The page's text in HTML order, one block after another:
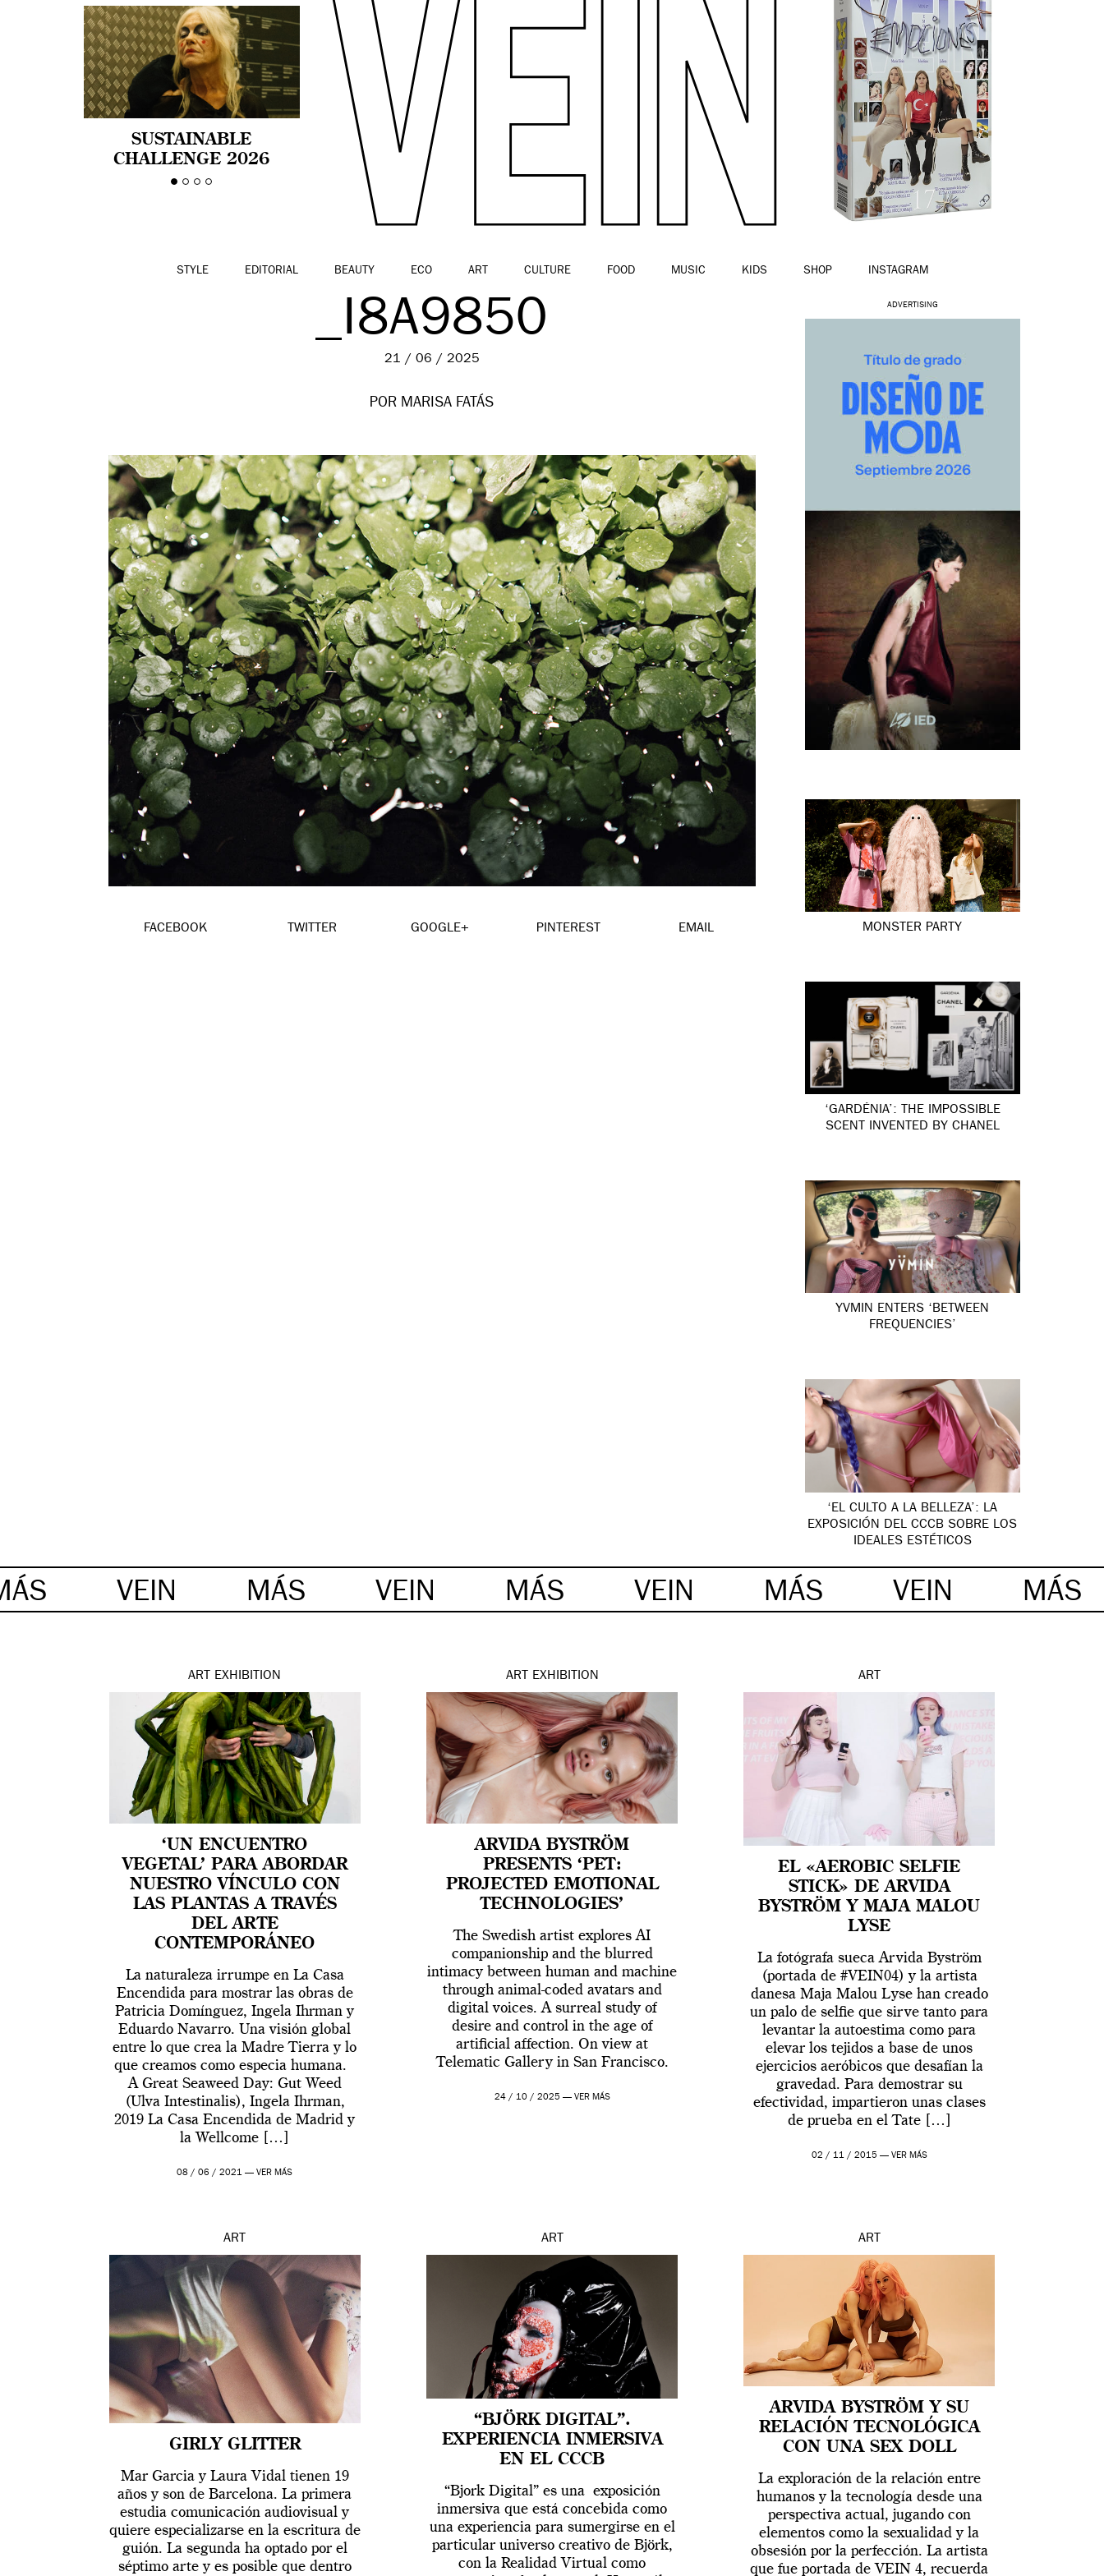
SUSTAINABLE
CHALLENGE 2026
CELEBRA LA
STYLE EDITORIAL BEAUTY ECO ART CULTURE FOOD MUSIC KIDS SHOP INSTAGRAM
_I8A9850
21 / 06 / 2025
POR MARISA FATÁS
FACEBOOK TWITTER GOOGLE+ PINTEREST EMAIL
ADVERTISING
MONSTER PARTY
‘GARDÉNIA’: THE IMPOSSIBLE
SCENT INVENTED BY CHANEL
YVMIN ENTERS ‘BETWEEN
FREQUENCIES’
‘EL CULTO A LA BELLEZA’: LA
EXPOSICIÓN DEL CCCB SOBRE LOS
IDEALES ESTÉTICOS
VEIN MÁS VEIN MÁS VEIN MÁS VEIN MÁS
ART EXHIBITION
‘UN ENCUENTRO
VEGETAL’ PARA ABORDAR
NUESTRO VÍNCULO CON
LAS PLANTAS A TRAVÉS
DEL ARTE
CONTEMPORÁNEO
La naturaleza irrumpe en La Casa
Encendida para mostrar las obras de
Patricia Domínguez, Ingela Ihrman y
Eduardo Navarro. Una visión global
entre lo que crea la Madre Tierra y lo
que creamos como especia humana.
A Great Seaweed Day: Gut Weed
(Ulva Intestinalis), Ingela Ihrman,
2019 La Casa Encendida de Madrid y
la Wellcome […]
08 / 06 / 2021 —VER MÁS
ART EXHIBITION
ARVIDA BYSTRÖM
PRESENTS ‘PET:
PROJECTED EMOTIONAL
TECHNOLOGIES’
The Swedish artist explores AI
companionship and the blurred
intimacy between human and machine
through animal-coded avatars and
digital voices. A surreal study of
desire and control in the age of
artificial affection. On view at
Telematic Gallery in San Francisco.
24 / 10 / 2025 — VER MÁS
ART
EL «AEROBIC SELFIE
STICK» DE ARVIDA
BYSTRÖM Y MAJA MALOU
LYSE
La fotógrafa sueca Arvida Byström
(portada de #VEIN04) y la artista
danesa Maja Malou Lyse han creado
un palo de selfie que sirve tanto para
levantar la autoestima como para
elevar los tejidos a base de unos
ejercicios aeróbicos que desafían la
gravedad. Para demostrar su
efectividad, impartieron unas clases
de prueba en el Tate […]
02 / 11 / 2015 — VER MÁS
ART
GIRLY GLITTER
Mar Garcia y Laura Vidal tienen 19
años y son de Barcelona. La primera
estudia comunicación audiovisual y
quiere especializarse en la escritura de
guión. La segunda ha optado por el
séptimo arte y es posible que dentro
ART
“BJÖRK DIGITAL”.
EXPERIENCIA INMERSIVA
EN EL CCCB
“Bjork Digital” es una exposición
inmersiva que está concebida como
una experiencia para sumergirse en el
particular universo creativo de Björk,
con la Realidad Virtual como
ART
ARVIDA BYSTRÖM Y SU
RELACIÓN TECNOLÓGICA
CON UNA SEX DOLL
La exploración de la relación entre
humanos y la tecnología desde una
perspectiva actual, jugando con
elementos como la sexualidad y la
obsesión por la perfección. La artista
que fue portada de VEIN 4, recuerda